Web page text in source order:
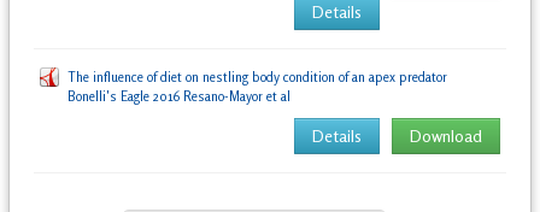
Details
The influence of diet on nestling body condition of an apex predator
Bonelli's Eagle 2016 Resano-Mayor et al
Download
Details